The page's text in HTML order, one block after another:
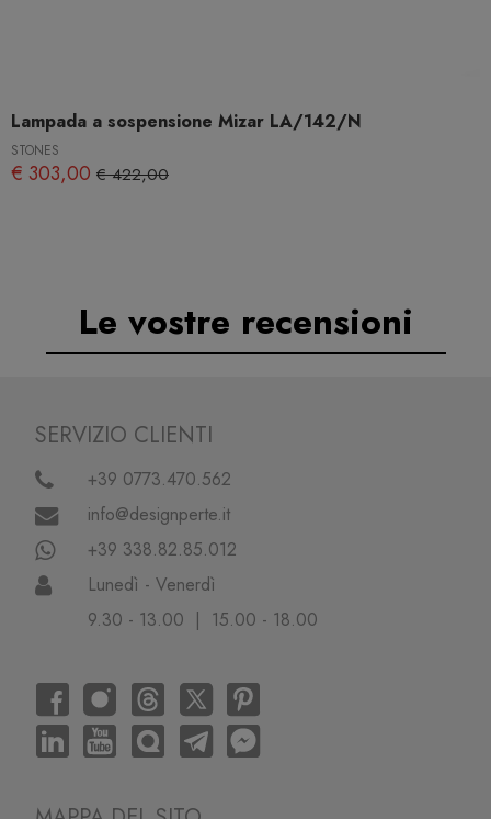
Lampada a sospensione Mizar LA/142/N
STONES
€ 303,00 € 422,00
Le vostre recensioni
SERVIZIO CLIENTI
+39 0773.470.562
info@designperte.it
+39 338.82.85.012
Lunedì - Venerdì
9.30 - 13.00 | 15.00 - 18.00